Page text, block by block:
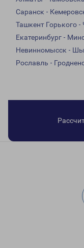
Саранск -
Ташкент Горького -
Екатеринбург -
Невинномысск -
Рославль -